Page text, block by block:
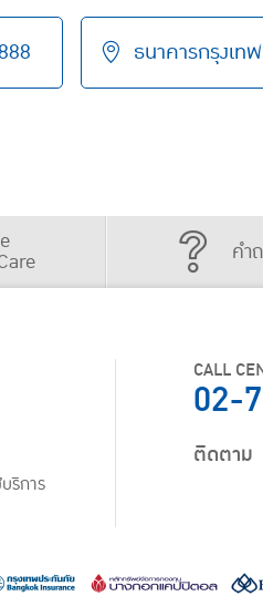
ธนาคารกรุงเท
คำ
ริการ
CALL
02-
ติดตาม